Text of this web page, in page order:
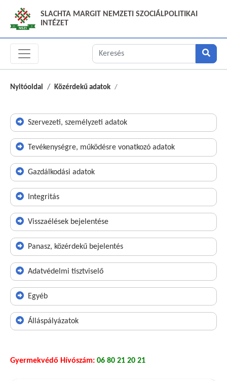
SLACHTA MARGIT NEMZETI SZOCIÁLPOLITIKAI
INTÉZET
Nyitóoldal Közérdekű adatok
Szervezeti, személyzeti adatok
Tevékenységre, működésre vonatkozó adatok
Gazdálkodási adatok
Integritás
Visszaélések bejelentése
Panasz, közérdekű bejelentés
Adatvédelmi tisztviselő
Egyéb
Álláspályázatok
Gyermekvédő Hívószám: 06 80 21 20 21